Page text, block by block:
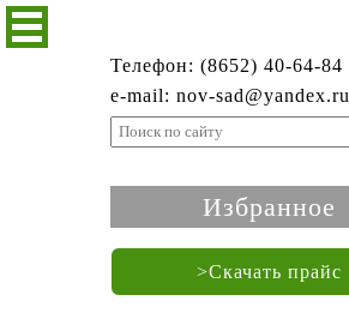
Телефон: (8652) 40-64-84
e-mail: nov-sad@yandex.ru
Избранное
>Скачать прайс